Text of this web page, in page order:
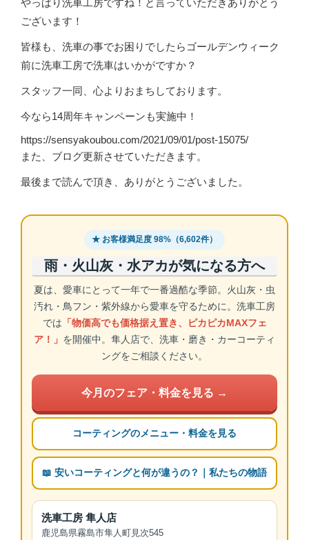
ございます！
皆様も、洗車の事でお困りでしたらゴールデンウィーク
前に洗車工房で洗車はいかがですか？
スタッフ一同、心よりおまちしております。
今なら14周年キャンペーンも実施中！
https://sensyakoubou.com/2021/09/01/post-15075/
また、ブログ更新させていただきます。
最後まで読んで頂き、ありがとうございました。
★ お客様満足度 98%（6,602件）
雨・火山灰・水アカが気になる方へ
夏は、愛車にとって一年で一番過酷な季節。火山灰・虫
汚れ・鳥フン・紫外線から愛車を守るために。洗車工房
では 「物価高でも価格据え置き、ピカピカMAXフェ
ア！」 を開催中。隼人店で、洗車・磨き・カーコーティ
ングをご相談ください。
今月のフェア・料金を見る →
コーティングのメニュー・料金を見る
📖 安いコーティングと何が違うの？｜私たちの物語
洗車工房 隼人店
鹿児島県霧島市隼人町見次545